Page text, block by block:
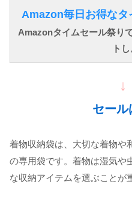
Amazon毎日お得なタ
Amazonタイムセール祭り
ト
↓
セール
着物収納袋は、大切な着物や
の専用袋です。着物は湿気や
な収納アイテムを選ぶことが